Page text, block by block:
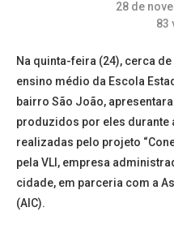
28 de
83
Na quinta-feira (24), cerca
ensino médio da Escola
bairro São João,
produzidos por eles durante
realizadas pelo projeto
pela VLI, empresa
cidade, em parceria com a
(AIC).